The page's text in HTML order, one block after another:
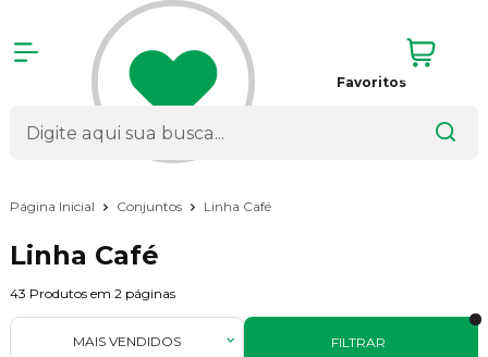
Favoritos
Página Inicial Conjuntos Linha Café
Linha Café
43 Produtos em 2 páginas
FILTRAR
MAIS VENDIDOS